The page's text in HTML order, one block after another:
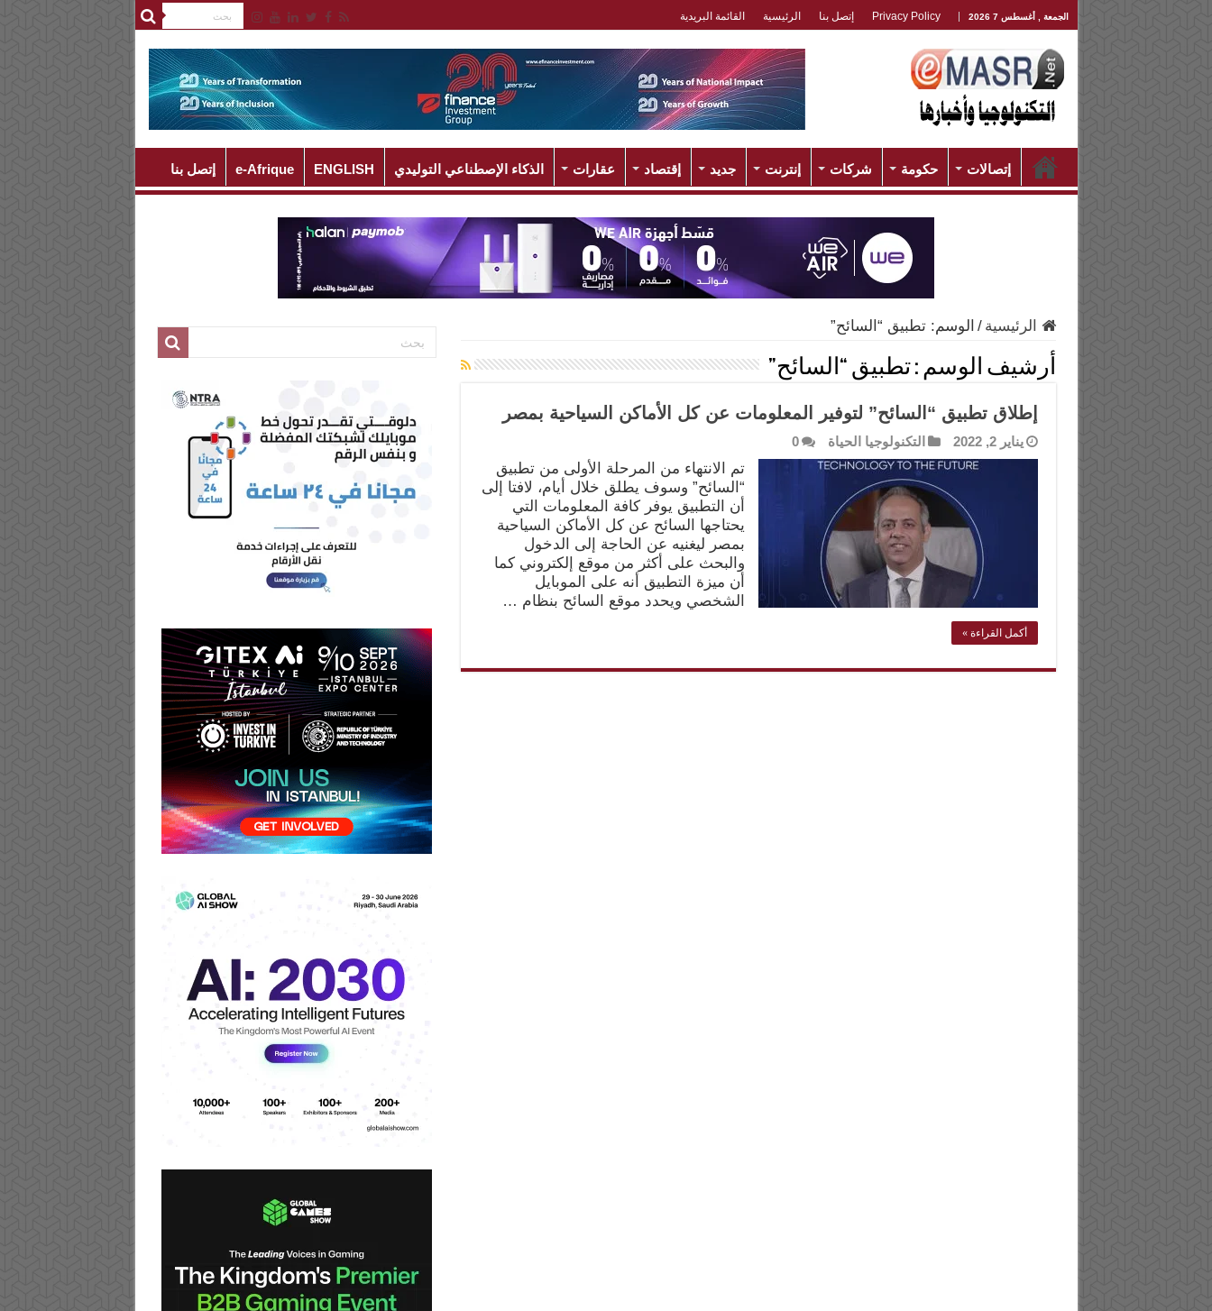
الجمعة , أغسطس 7 2026 Privacy Policy إتصل بنا الرئيسية القائمة البريدية
إتصالات حكومة شركات إنترنت جديد إقتصاد عقارات الذكاء الإصطناعي التوليدي ENGLISH
e-Afrique إتصل بنا
الرئيسية / الوسم:تطبيق “السائح”
أرشيف الوسم :تطبيق “السائح”
إطلاق تطبيق “السائح” لتوفير المعلومات عن كل الأماكن السياحية بمصر
يناير 2, 2022 التكنولوجيا الحياة 0
تم الانتهاء من المرحلة الأولى من تطبيق
“السائح” وسوف يطلق خلال أيام، لافتا إلى
أن التطبيق يوفر كافة المعلومات التي
يحتاجها السائح عن كل الأماكن السياحية
بمصر ليغنيه عن الحاجة إلى الدخول
والبحث على أكثر من موقع إلكتروني كما
أن ميزة التطبيق أنه على الموبايل
الشخصي ويحدد موقع السائح بنظام …
أكمل القراءة »